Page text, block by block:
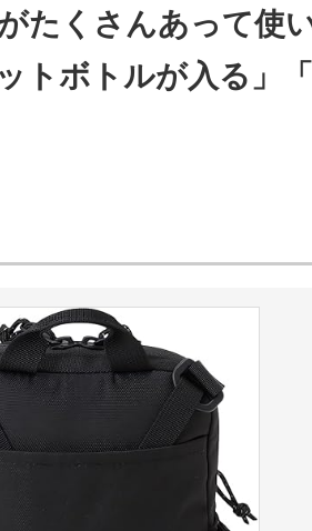
電子設計の基本
たくさんあって使
トボトルが入る」